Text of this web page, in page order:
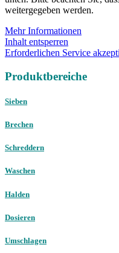
weitergegeben werden.
Mehr Informationen
Inhalt entsperren
Erforderlichen Service
Produktbereiche
Sieben
Brechen
Schreddern
Waschen
Halden
Dosieren
Umschlagen